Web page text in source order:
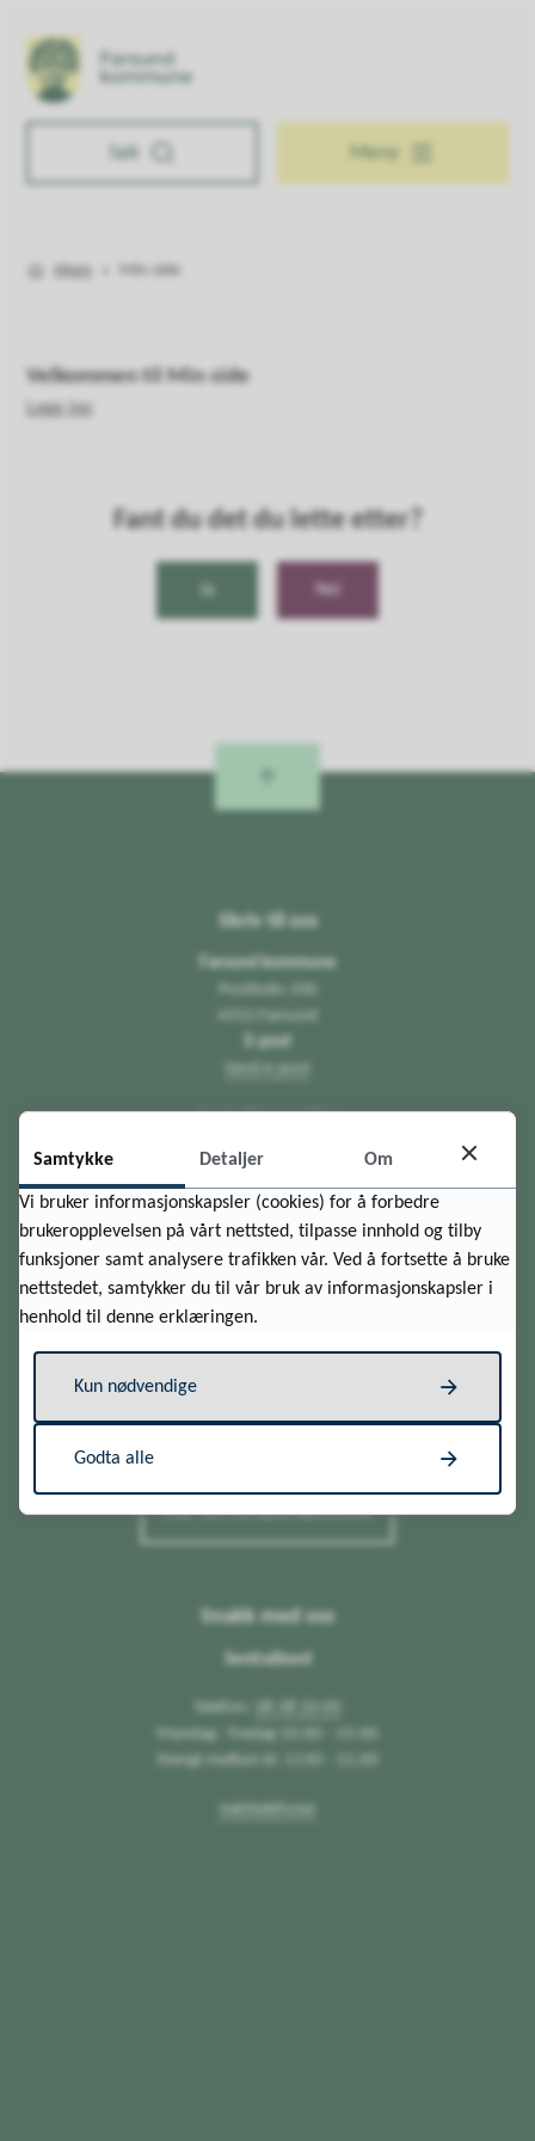
Farsund kommune
Søk Meny
Hjem
Velkommen til Min side
Logg inn
Fant du det du lette etter?
Nei
Skriv til oss
Farsund kommune
E-post
Send sikker melding
Org.nr.: 964 083 266
Besøk oss
Husan (Rådhuset)
Mandag - Fredag 10.00 - 15.00
Mer om Farsund kommune
Snakk med oss
Sentralbord
Mandag - fredag 10.00 - 15.00
Stengt mellom kl. 1130 - 12.00
Samtykke Detaljer Om
Vi bruker informasjonskapsler (cookies) for å forbedre
brukeropplevelsen på vårt nettsted, tilpasse innhold og tilby
funksjoner samt analysere trafikken vår. Ved å fortsette å bruke
nettstedet, samtykker du til vår bruk av informasjonskapsler i
henhold til denne erklæringen.
Kun nødvendige
Godta alle